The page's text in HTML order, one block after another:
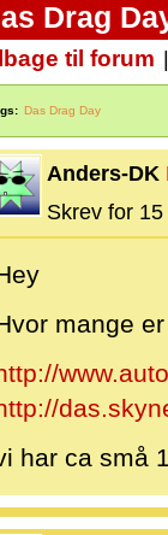
Drag
til forum
Das Drag Day
Anders-DK
Skrev for
mange
har ca små